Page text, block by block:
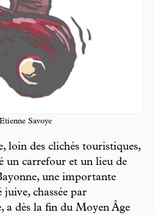
Savoye
loin des clichés touristiques,
un carrefour et un lieu de
une importante
chassée par
a dès la fin du Moyen Âge